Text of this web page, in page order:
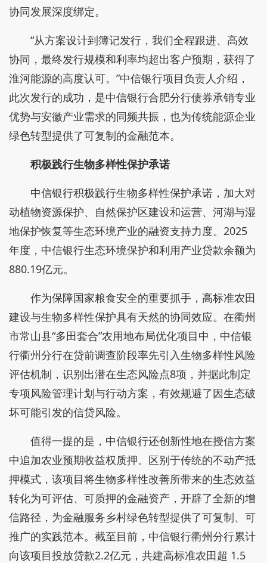
协同发展深度绑定。
“从方案设计到簿记发行，我们全程跟进、高效
协同，最终发行规模和利率均超出客户预期，获得了
淮河能源的高度认可。”中信银行项目负责人介绍，
此次发行的成功，是中信银行合肥分行债券承销专业
优势与安徽产业需求的同频共振，也为传统能源企业
绿色转型提供了可复制的金融范本。
积极践行生物多样性保护承诺
中信银行积极践行生物多样性保护承诺，加大对
动植物资源保护、自然保护区建设和运营、河湖与湿
地保护恢复等生态环境产业的融资支持力度。2025
年度，中信银行生态环境保护和利用产业贷款余额为
880.19亿元。
作为保障国家粮食安全的重要抓手，高标准农田
建设与生物多样性保护具有天然的协同效应。在衢州
市常山县“多田套合”农用地布局优化项目中，中信银
行衢州分行在贷前调查阶段率先引入生物多样性风险
评估机制，识别出潜在生态风险点8项，并据此制定
专项风险管理计划与行动方案，有效规避了因生态破
坏可能引发的信贷风险。
值得一提的是，中信银行还创新性地在授信方案
中追加农业预期收益权质押。区别于传统的不动产抵
押模式，该项目将生物多样性改善所带来的生态效益
转化为可评估、可质押的金融资产，开辟了全新的增
信路径，为金融服务乡村绿色转型提供了可复制、可
推广的实践范本。截至目前，中信银行衢州分行累计
向该项目投放贷款2.2亿元，共建高标准农田超 1.5